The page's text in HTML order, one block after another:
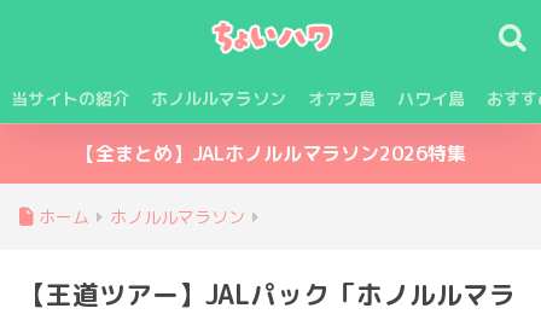
当サイトの紹介 ホノルルマラソン オアフ島 ハワイ島 おす
【全まとめ】JALホノルルマラソン2026特集
ホーム ホノルルマラソン
【王道ツアー】JALパック「ホノルルマラ